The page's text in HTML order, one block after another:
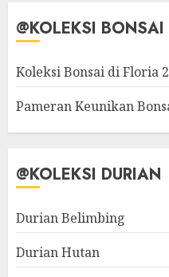
@KOLEKSI BONSAI
Koleksi Bonsai di Floria
Pameran Keunikan
@KOLEKSI DURIAN
Durian Belimbing
Durian Hutan